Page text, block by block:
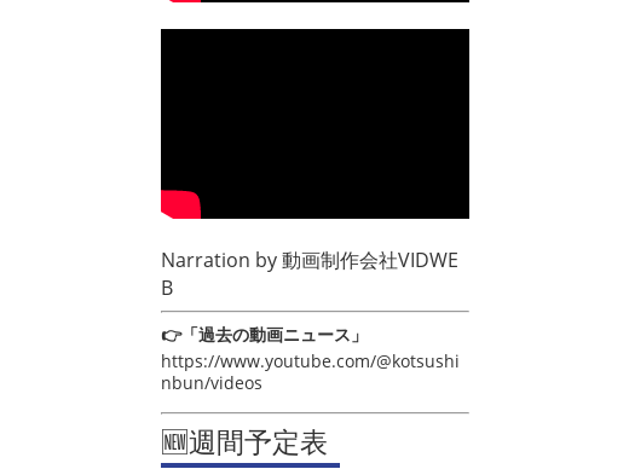
Narration by動画制作会社VIDWE
B
👉「過去の動画ニュース」
https://www.youtube.com/@kotsushi
nbun/videos
🆕週間予定表